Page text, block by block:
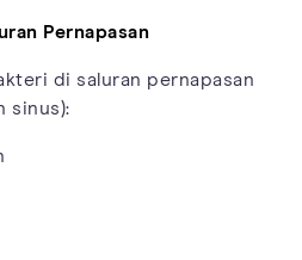
Pernapasan
di saluran pernapasan
sinus):